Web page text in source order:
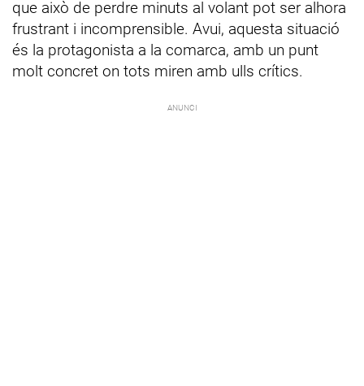
que això de perdre minuts al volant pot ser alhora
frustrant i incomprensible. Avui, aquesta situació
és la protagonista a la comarca, amb un punt
molt concret on tots miren amb ulls crítics.